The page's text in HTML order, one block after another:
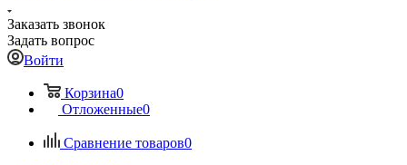
Заказать звонок
Задать вопрос
Войти
Корзина0
Отложенные0
Сравнение товаров0